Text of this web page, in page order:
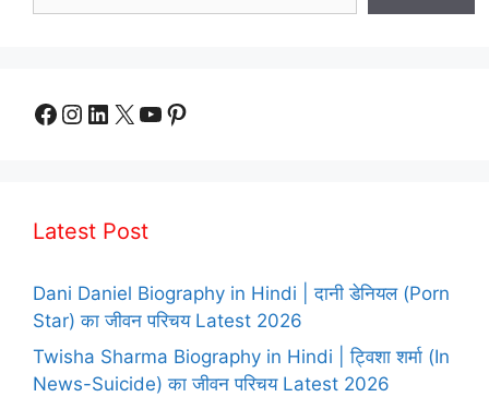
Facebook
Instagram
LinkedIn
X YouTube
Pinterest
Latest Post
Dani Daniel Biography in Hindi | दानी डेनियल (Porn
Star) का जीवन परिचय Latest 2026
Twisha Sharma Biography in Hindi | ट्विशा शर्मा (In
News-Suicide) का जीवन परिचय Latest 2026